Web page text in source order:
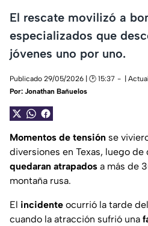
El rescate movilizó a
especializados que
jóvenes uno por uno.
Publicado 29/05/2026 | 🕑 15:37
|
Por: Jonathan Bañuelos
Momentos de tensión se
diversiones en Texas, luego de
quedaran atrapados a más de
montaña rusa.
El incidente ocurrió la tarde
cuando la atracción sufrió una